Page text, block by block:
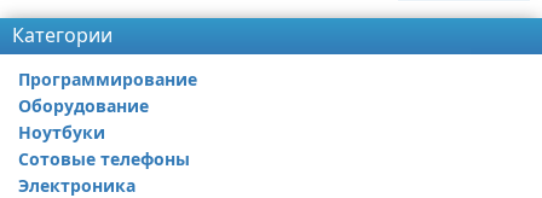
Категории
Программирование
Оборудование
Ноутбуки
Сотовые телефоны
Электроника